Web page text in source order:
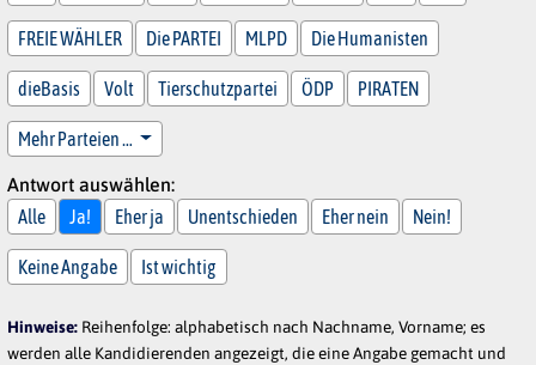
FREIE WÄHLER Die PARTEI MLPD Die Humanisten
dieBasis Volt Tierschutzpartei ÖDP PIRATEN
Mehr Parteien …
Antwort auswählen:
Alle
Ja! Eher ja Unentschieden Eher nein Nein!
Keine Angabe Ist wichtig
Hinweise: Reihenfolge: alphabetisch nach Nachname, Vorname; es
werden alle Kandidierenden angezeigt, die eine Angabe gemacht und